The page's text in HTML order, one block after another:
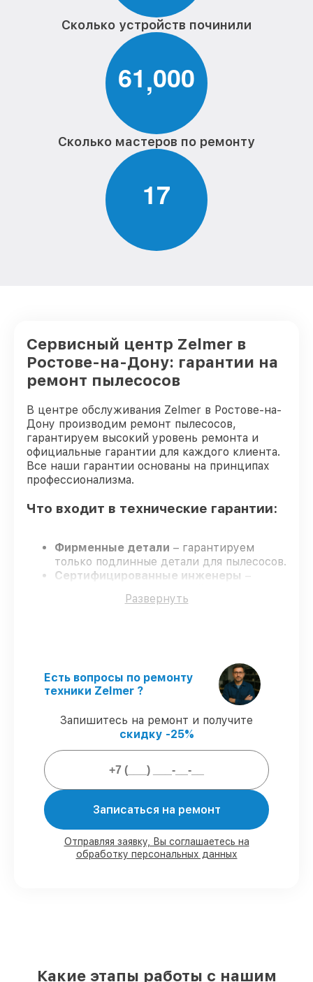
Сколько устройств починили
61,000
Сколько мастеров по ремонту
17
Сервисный центр Zelmer в
Ростове-на-Дону: гарантии на
ремонт пылесосов
В центре обслуживания Zelmer в Ростове-на-
Дону производим ремонт пылесосов,
гарантируем высокий уровень ремонта и
официальные гарантии для каждого клиента.
Все наши гарантии основаны на принципах
профессионализма.
Что входит в технические гарантии:
Фирменные детали – гарантируем
только подлинные детали для пылесосов.
Сертифицированные инженеры –
регулярное обучение.
проводится с соблюдением гарантийных
обязательств.
Что мы гарантируем при
обслуживании пылесосов:
80%
деталей готовы к установке,
остальные заказываются оперативно
Фирменные детали и качественные
аналоги– под разные запросы
Сохранность техники под нашей
Развернуть
Есть вопросы по ремонту
техники Zelmer ?
Запишитесь на ремонт и получите
скидку -25%
Записаться на ремонт
Отправляя заявку, Вы соглашаетесь на
обработку персональных данных
Какие этапы работы с нашим